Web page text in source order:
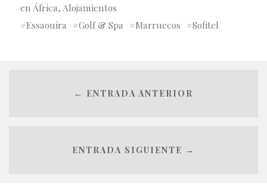
en África, Alojamientos
Essaouira
Golf & Spa Marruecos Sofitel
← ENTRADA ANTERIOR
ENTRADA SIGUIENTE →